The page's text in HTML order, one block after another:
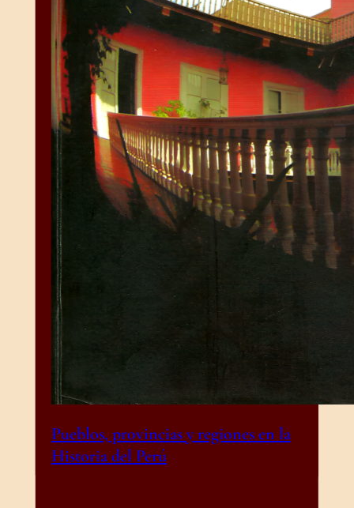
Pueblos, provincias y regiones en la
Historia del Perú